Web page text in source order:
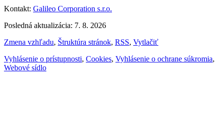
Kontakt: Galileo Corporation s.r.o.
Posledná aktualizácia: 7. 8. 2026
Zmena vzhľadu, Štruktúra stránok, RSS, Vytlačiť
Vyhlásenie o prístupnosti, Cookies, Vyhlásenie o ochrane súkromia,
Webové sídlo